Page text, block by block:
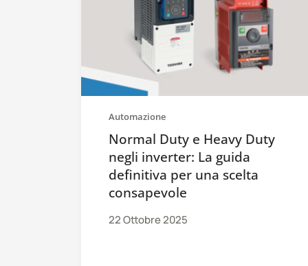
Automazione
Normal Duty e Heavy Duty
negli inverter: La guida
definitiva per una scelta
consapevole
22 Ottobre 2025